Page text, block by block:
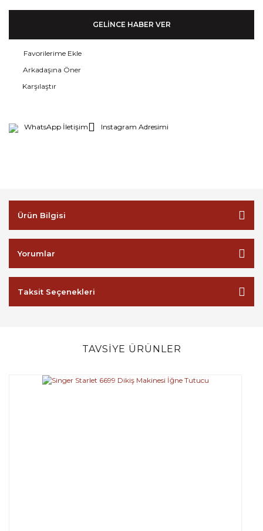
GELİNCE HABER VER
Arkadaşına Öner
Karşılaştır
WhatsApp İletişim Instagram Adresimi
Ürün Bilgisi
Yorumlar
Taksit Seçenekleri
TAVSİYE ÜRÜNLER